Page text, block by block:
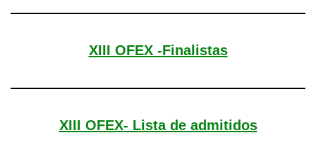
XIII OFEX -Finalistas
XIII OFEX- Lista de admitidos